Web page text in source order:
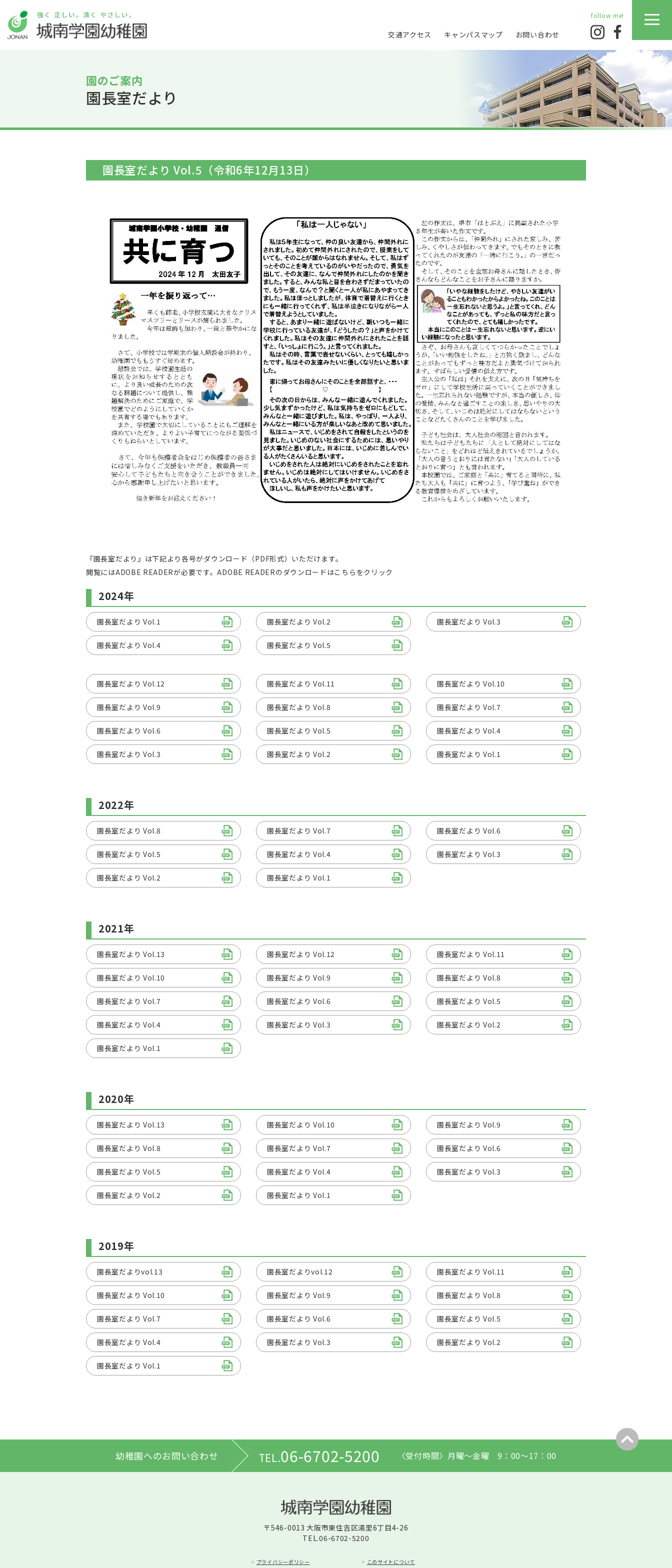
交通アクセス キャンパスマップ お問い合わせ
園のご案内
園長室だより
園長室だより Vol.5（令和6年12月13日）
『園長室だより』は下記より各号がダウンロード（PDF形式）いただけます。
閲覧にはADOBE READERが必要です。ADOBE READERのダウンロードはこちら をクリック
2024年
園長室だより Vol.1 園長室だより Vol.2 園長室だより Vol.3
園長室だより Vol.4 園長室だより Vol.5
園長室だより Vol.12 園長室だより Vol.11 園長室だより Vol.10
園長室だより Vol.9 園長室だより Vol.8 園長室だより Vol.7
園長室だより Vol.6 園長室だより Vol.5 園長室だより Vol.4
園長室だより Vol.3 園長室だより Vol.2 園長室だより Vol.1
2022年
園長室だより Vol.8 園長室だより Vol.7 園長室だより Vol.6
園長室だより Vol.5 園長室だより Vol.4 園長室だより Vol.3
園長室だより Vol.2 園長室だより Vol.1
2021年
園長室だより Vol.13 園長室だより Vol.12 園長室だより Vol.11
園長室だより Vol.10 園長室だより Vol.9 園長室だより Vol.8
園長室だより Vol.7 園長室だより Vol.6 園長室だより Vol.5
園長室だより Vol.4 園長室だより Vol.3 園長室だより Vol.2
園長室だより Vol.1
2020年
園長室だより Vol.13 園長室だより Vol.10 園長室だより Vol.9
園長室だより Vol.8 園長室だより Vol.7 園長室だより Vol.6
園長室だより Vol.5 園長室だより Vol.4 園長室だより Vol.3
園長室だより Vol.2 園長室だより Vol.1
2019年
園長室だよりvol.13 園長室だよりvol.12 園長室だより Vol.11
園長室だより Vol.10 園長室だより Vol.9 園長室だより Vol.8
園長室だより Vol.7 園長室だより Vol.6 園長室だより Vol.5
園長室だより Vol.4 園長室だより Vol.3 園長室だより Vol.2
園長室だより Vol.1
幼稚園へのお問い合わせ TEL.06-6702-5200 〈受付時間〉月曜〜金曜 9：00〜17：00
〒546-0013 大阪市東住吉区湯里6丁目4-26
TEL.06-6702-5200
プライバシーポリシー このサイトについて